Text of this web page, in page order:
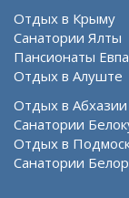
Отдых в Крыму
Санатории Ялты
Пансионаты
Отдых в Алуште
Отдых в Абхазии
Санатории
Отдых в
Санатории